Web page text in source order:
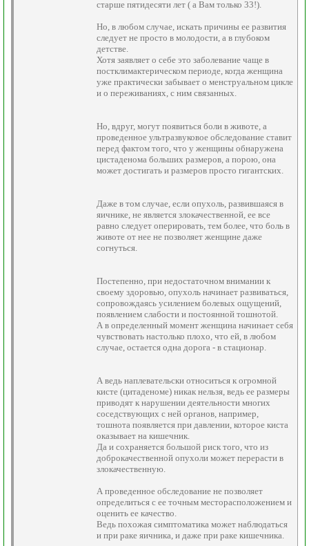
старше пятидесяти лет ( а Вам только 33!).
Но, в любом случае, искать причины ее развития
следует не просто в молодости, а в глубоком
детстве.
Хотя заявляет о себе это заболевание чаще в
постклимактерическом периоде, когда женщина
уже практически забывает о менструальном цикле
и о переживаниях, с ним связанных.
Но, вдруг, могут появиться боли в животе, а
проведенное ультразвуковое обследование ставит
перед фактом того, что у женщины обнаружена
цистаденома больших размеров, а порою, она
может достигать и размеров просто гигантских.
Даже в том случае, если опухоль, развившаяся в
яичнике, не является злокачественной, ее все
равно следует оперировать, тем более, что боль в
животе от нее не позволяет женщине даже
согнуться.
Постепенно, при недостаточном внимании к
своему здоровью, опухоль начинает развиваться,
сопровождаясь усилением болевых ощущений,
появлением слабости и постоянной тошнотой.
А в определенный момент женщина начинает себя
чувствовать настолько плохо, что ей, в любом
случае, остается одна дорога - в стационар.
А ведь наплевательски относиться к огромной
кисте (цитаденоме) никак нельзя, ведь ее размеры
приводят к нарушении деятельности многих
соседствующих с ней органов, например,
тошнота появляется при давлении, которое киста
оказывает на кишечник.
Да и сохраняется большой риск того, что из
доброкачественной опухоли может перерасти в
злокачественную.
А проведенное обследование не позволяет
определиться с ее точным месторасположением и
оценить ее качество.
Ведь похожая симптоматика может наблюдаться
и при раке яичника, и даже при раке кишечника.